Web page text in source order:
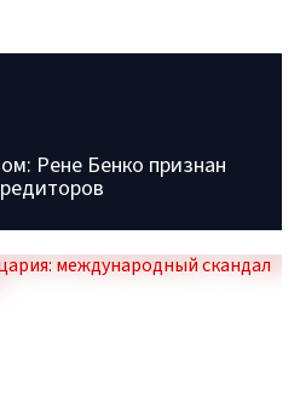
Рене Бенко признан